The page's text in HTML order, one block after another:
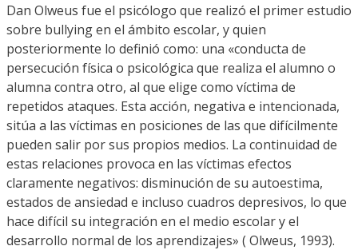
Dan Olweus fue el psicólogo que realizó el primer estudio
sobre bullying en el ámbito escolar, y quien
posteriormente lo definió como: una «conducta de
persecución física o psicológica que realiza el alumno o
alumna contra otro, al que elige como víctima de
repetidos ataques. Esta acción, negativa e intencionada,
sitúa a las víctimas en posiciones de las que difícilmente
pueden salir por sus propios medios. La continuidad de
estas relaciones provoca en las víctimas efectos
claramente negativos: disminución de su autoestima,
estados de ansiedad e incluso cuadros depresivos, lo que
hace difícil su integración en el medio escolar y el
desarrollo normal de los aprendizajes» ( Olweus, 1993).